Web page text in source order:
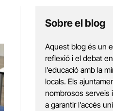
Sobre el blog
Aquest blog és un
reflexió i el debat
l’educació amb la
locals. Els
nombrosos serveis
a garantir l’accés